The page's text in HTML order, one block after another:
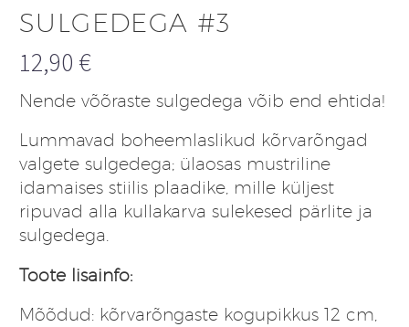
SULGEDEGA #3
12,90 €
Nende võõraste sulgedega võib end ehtida!
Lummavad boheemlaslikud kõrvarõngad
valgete sulgedega; ülaosas mustriline
idamaises stiilis plaadike, mille küljest
ripuvad alla kullakarva sulekesed pärlite ja
sulgedega.
Toote lisainfo:
Mõõdud: kõrvarõngaste kogupikkus 12 cm,